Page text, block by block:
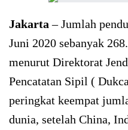
Jakarta – Jumlah
Juni 2020 sebanyak
menurut Direktorat
Pencatatan Sipil (
peringkat keempat
dunia, setelah China,